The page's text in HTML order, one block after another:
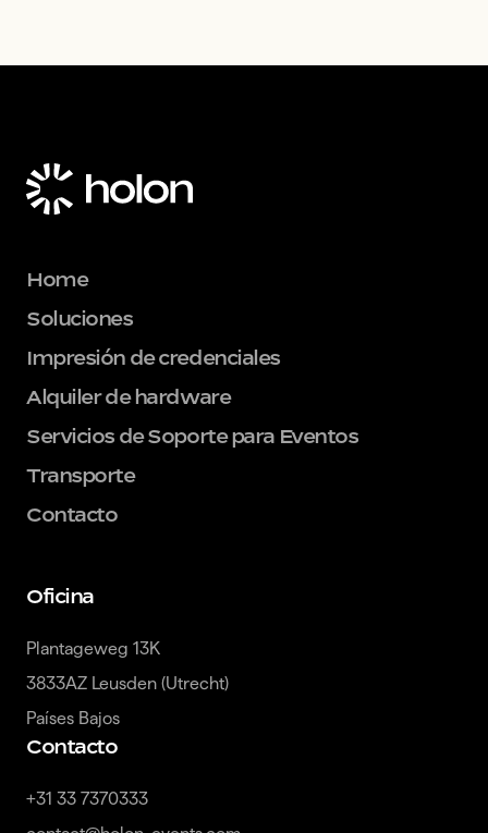
Home
Soluciones
Impresión de credenciales
Alquiler de hardware
Servicios de Soporte para Eventos
Transporte
Contacto
Oficina
Plantageweg 13K
3833AZ Leusden (Utrecht)
Países Bajos
Contacto
+31 33 7370333